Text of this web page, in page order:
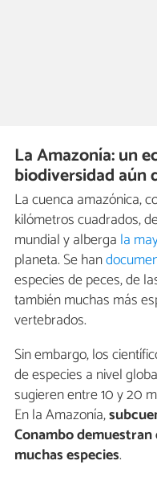
La Amazonía: un
biodiversidad aún
La cuenca amazónica,
kilómetros cuadrados,
mundial y alberga la
planeta. Se han
especies de peces, de
también muchas más
vertebrados.
Sin embargo, los
de especies a nivel
sugieren entre 10 y 20
En la Amazonía,
Conambo
muchas especies.